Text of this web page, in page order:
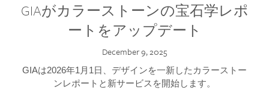
GIAがカラーストーンの宝石学レポ
ートをアップデート
December 9, 2025
GIAは2026年1月1日、デザインを一新したカラーストー
ンレポートと新サービスを開始します。